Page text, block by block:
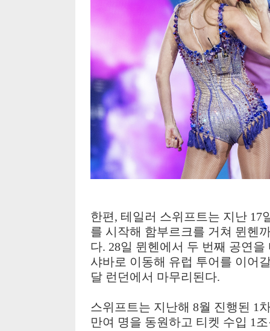
한편, 테일러 스위프트는 지난 17
를 시작해 함부르크를 거쳐 뮌헨
다. 28일 뮌헨에서 두 번째 공연
샤바로 이동해 유럽 투어를 이어
달 런던에서 마무리된다.
스위프트는 지난해 8월 진행된 1
만여 명을 동원하고 티켓 수입 1